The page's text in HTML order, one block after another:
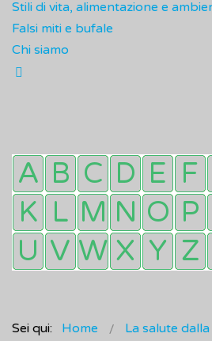
Stili di vita, alimentazione e
Falsi miti e bufale
Chi siamo
Sei qui: Home La salute